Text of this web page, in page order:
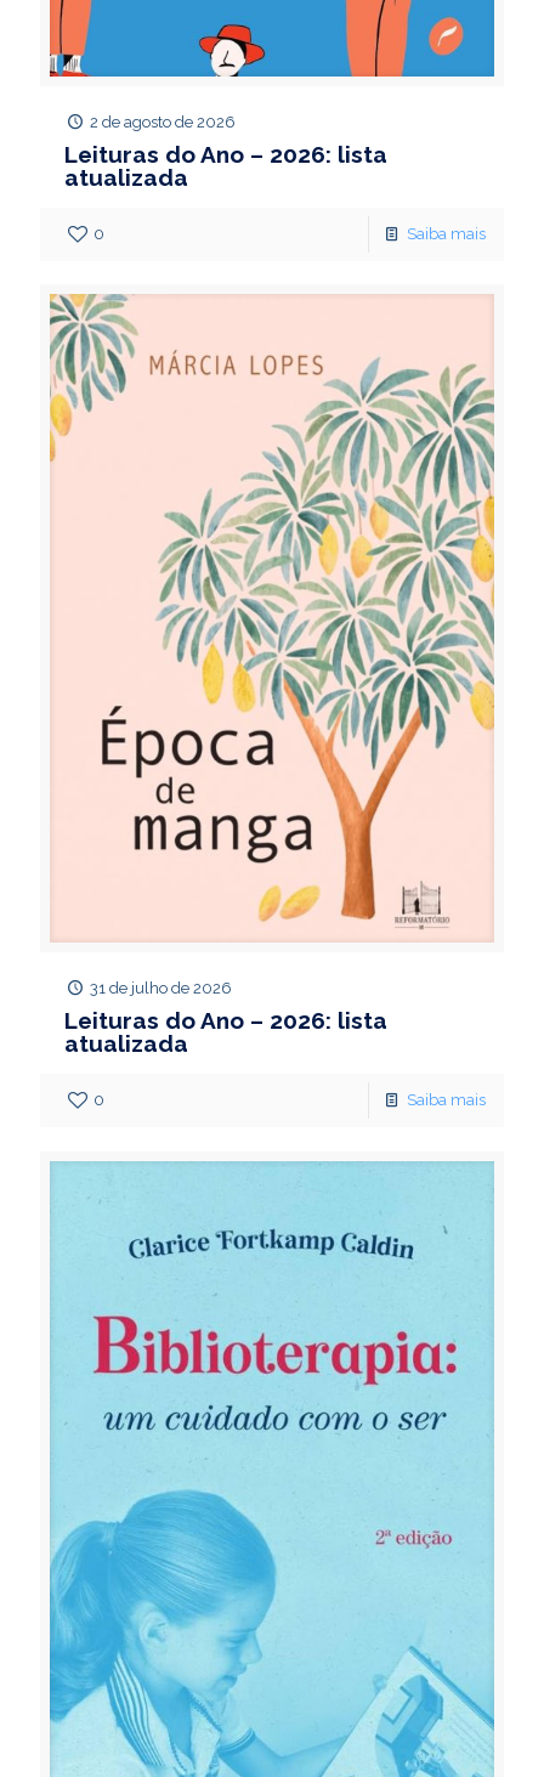
2 de agosto de 2026
Leituras do Ano – 2026: lista
atualizada
0 Saiba mais
31 de julho de 2026
Leituras do Ano – 2026: lista
atualizada
0 Saiba mais